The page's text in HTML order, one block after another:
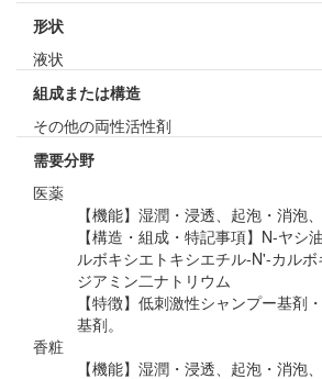
形状
液状
組成または構造
その他の両性活性剤
需要分野
医薬
【機能】湿潤・浸透、起泡・消泡
【構造・組成・特記事項】N-ヤシ
ルボキシエトキシエチル-N'-カル
ジアミン二ナトリウム
【特徴】低刺激性シャンプー基剤
基剤。
香粧
【機能】湿潤・浸透、起泡・消泡